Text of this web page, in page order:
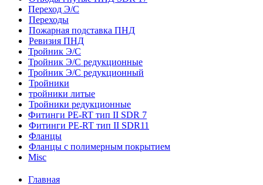
Переход Э/С
Переходы
Пожарная подставка ПНД
Ревизия ПНД
Тройник Э/С
Тройник Э/С редукционные
Тройник Э/С редукционный
Тройники
тройники литые
Тройники редукционные
Фитинги PE-RT тип II SDR 7
Фитинги PE-RT тип II SDR11
Фланцы
Фланцы с полимерным покрытием
Misc
Главная